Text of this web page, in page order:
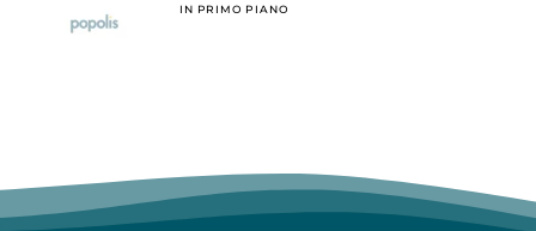
IN PRIMO PIANO